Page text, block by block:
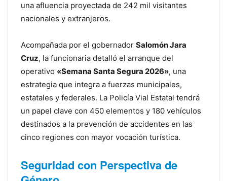
una afluencia proyectada de 242 mil visitantes
nacionales y extranjeros.
Acompañada por el gobernador Salomón Jara
Cruz, la funcionaria detalló el arranque del
operativo «Semana Santa Segura 2026», una
estrategia que integra a fuerzas municipales,
estatales y federales. La Policía Vial Estatal tendrá
un papel clave con 450 elementos y 180 vehículos
destinados a la prevención de accidentes en las
cinco regiones con mayor vocación turística.
Seguridad con Perspectiva de